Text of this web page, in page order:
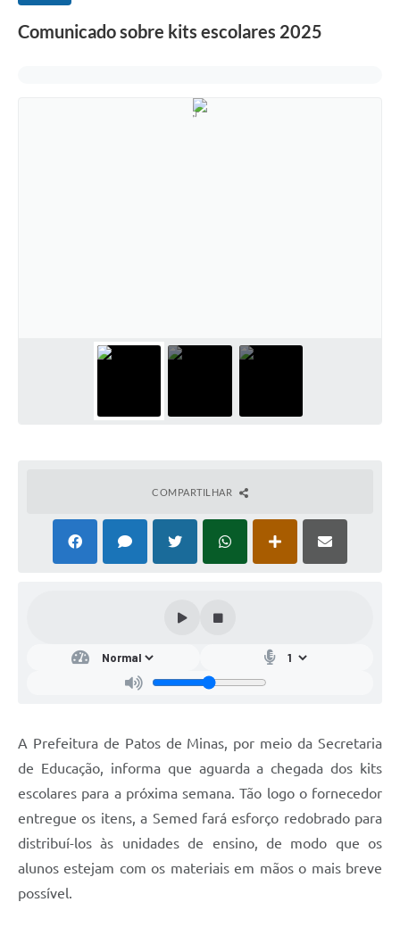
Comunicado sobre kits escolares 2025
COMPARTILHAR
A Prefeitura de Patos de Minas, por meio da Secretaria
de Educação, informa que aguarda a chegada dos kits
escolares para a próxima semana. Tão logo o fornecedor
entregue os itens, a Semed fará esforço redobrado para
distribuí-los às unidades de ensino, de modo que os
alunos estejam com os materiais em mãos o mais breve
possível.